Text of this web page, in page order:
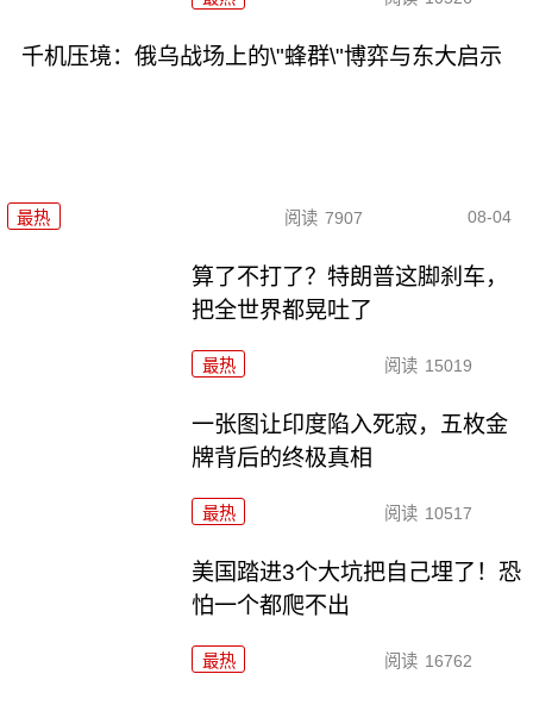
千机压境：俄乌战场上的\"蜂群\"博弈与东大启示
最热 阅读 7907 08-04
算了不打了？特朗普这脚刹车，
把全世界都晃吐了
最热 阅读 15019
一张图让印度陷入死寂，五枚金
牌背后的终极真相
最热 阅读 10517
美国踏进3个大坑把自己埋了！恐
怕一个都爬不出
最热 阅读 16762